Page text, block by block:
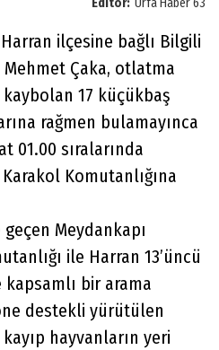
Editör: Urfa Haber 63
ilçesine bağlı Bilgili
Mehmet Çaka, otlatma
17 küçükbaş
rağmen bulamayınca
01.00 sıralarında
Komutanlığına
Meydankapı
ile Harran 13’üncü
kapsamlı bir arama
destekli yürütülen
hayvanların yeri